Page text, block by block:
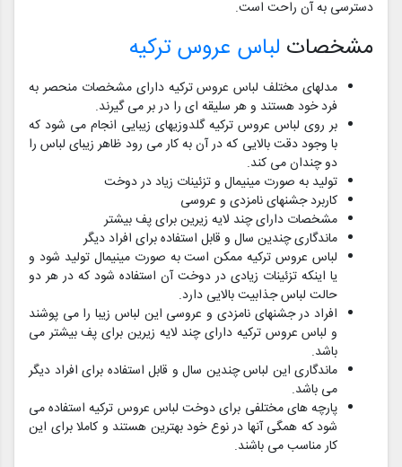
دسترسی به آن راحت است.
مشخصات لباس عروس ترکیه
مدلهای مختلف لباس عروس ترکیه دارای مشخصات منحصر به
فرد خود هستند و هر سلیقه ای را در بر می گیرند.
بر روی لباس عروس ترکیه گلدوزیهای زیبایی انجام می شود که
با وجود دقت بالایی که در آن به کار می رود ظاهر زیبای لباس را
دو چندان می کند.
تولید به صورت مینیمال و تزئینات زیاد در دوخت
کاربرد جشنهای نامزدی و عروسی
مشخصات دارای چند لایه زیرین برای پف بیشتر
ماندگاری چندین سال و قابل استفاده برای افراد دیگر
لباس عروس ترکیه ممکن است به صورت مینیمال تولید شود و
یا اینکه تزئینات زیادی در دوخت آن استفاده شود که در هر دو
حالت لباس جذابیت بالایی دارد.
افراد در جشنهای نامزدی و عروسی این لباس زیبا را می پوشند
و لباس عروس ترکیه دارای چند لایه زیرین برای پف بیشتر می
باشد.
ماندگاری این لباس چندین سال و قابل استفاده برای افراد دیگر
می باشد.
پارچه های مختلفی برای دوخت لباس عروس ترکیه استفاده می
شود که همگی آنها در نوع خود بهترین هستند و کاملا برای این
کار مناسب می باشند.